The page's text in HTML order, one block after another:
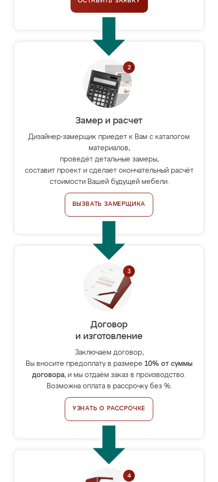
Замер и расчет
Дизайнер-замерщик приедет к Вам с каталогом
материалов,
проведёт детальные замеры,
составит проект и сделает окончательный расчёт
стоимости Вашей будущей мебели.
ВЫЗВАТЬ ЗАМЕРЩИКА
Договор
и изготовление
Заключаем договор,
Вы вносите предоплату в размере 10% от суммы
договора, и мы отдаём заказ в производство.
Возможна оплата в рассрочку без %.
УЗНАТЬ О РАССРОЧКЕ